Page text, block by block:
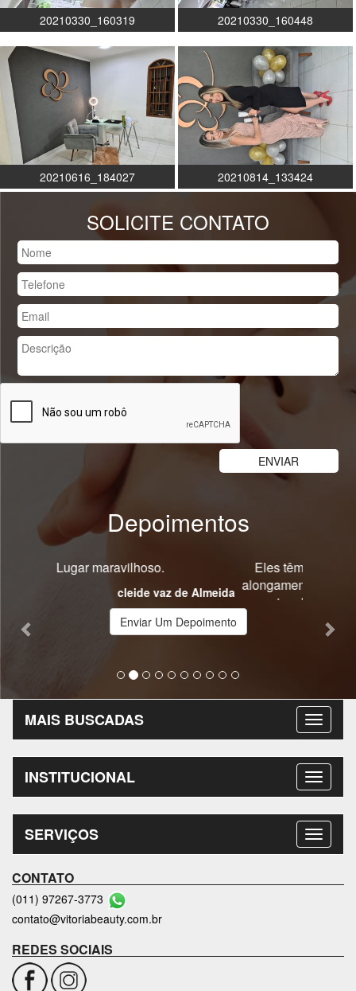
20210330_160319 20210330_160448
20210616_184027 20210814_133424
SOLICITE CONTATO
Depoimentos
Eles têm curso de especialização em
alongamentos de unhas eles tem o dia da
noiva depilação a laser. Estéticista
biomédica remoções a laser de tatuagens e
micro pigmentação. Revitalização labial.
muito alegre e ótimo atendimento
Sérgio Mello (Sergio inclusão)
Previous
Enviar Um Depoimento
MAIS BUSCADAS
INSTITUCIONAL
CONTATO